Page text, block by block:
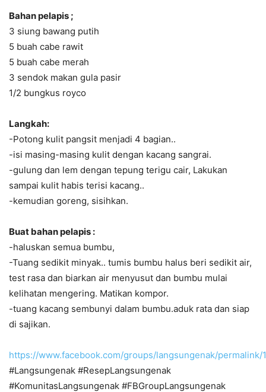
Bahan pelapis ;
3 siung bawang putih
5 buah cabe rawit
5 buah cabe merah
3 sendok makan gula pasir
1/2 bungkus royco
Langkah:
-Potong kulit pangsit menjadi 4 bagian..
-isi masing-masing kulit dengan kacang sangrai.
-gulung dan lem dengan tepung terigu cair, Lakukan
sampai kulit habis terisi kacang..
-kemudian goreng, sisihkan.
Buat bahan pelapis :
-haluskan semua bumbu,
-Tuang sedikit minyak.. tumis bumbu halus beri sedikit air,
test rasa dan biarkan air menyusut dan bumbu mulai
kelihatan mengering. Matikan kompor.
-tuang kacang sembunyi dalam bumbu.aduk rata dan siap
di sajikan.
https://www.facebook.com/groups/langsungenak/permalink/
#Langsungenak #ResepLangsungenak
#KomunitasLangsungenak #FBGroupLangsungenak